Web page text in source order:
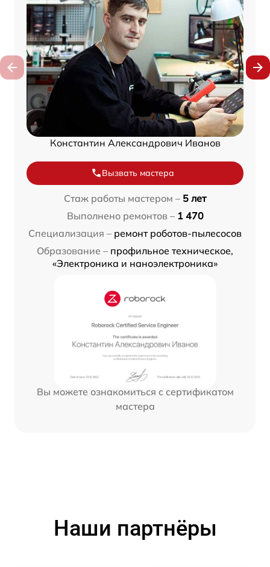
Константин Александрович Иванов
Вызвать мастера
Стаж работы мастером – 5 лет
Выполнено ремонтов – 1 470
Специализация – ремонт роботов-пылесосов
Образование – профильное техническое,
«Электроника и наноэлектроника»
Вы можете ознакомиться с сертификатом
мастера
Наши партнёры